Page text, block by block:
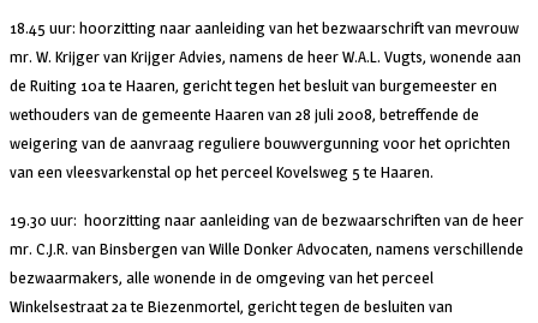
18.45 uur: hoorzitting naar aanleiding van het bezwaarschrift van mevrouw
mr. W. Krijger van Krijger Advies, namens de heer W.A.L. Vugts, wonende aan
de Ruiting 10a te Haaren, gericht tegen het besluit van burgemeester en
wethouders van de gemeente Haaren van 28 juli 2008, betreffende de
weigering van de aanvraag reguliere bouwvergunning voor het oprichten
van een vleesvarkenstal op het perceel Kovelsweg 5 te Haaren.
19.30 uur: hoorzitting naar aanleiding van de bezwaarschriften van de heer
mr. C.J.R. van Binsbergen van Wille Donker Advocaten, namens verschillende
bezwaarmakers, alle wonende in de omgeving van het perceel
Winkelsestraat 2a te Biezenmortel, gericht tegen de besluiten van